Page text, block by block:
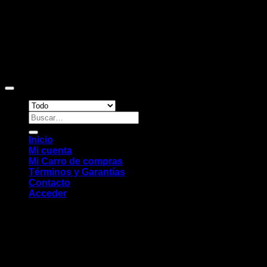
Buscar
por:
Inicio
Mi cuenta
Mi Carro de compras
Términos y Garantías
Contacto
Acceder